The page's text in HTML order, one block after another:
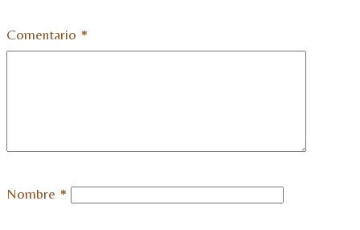
Comentario *
Nombre *